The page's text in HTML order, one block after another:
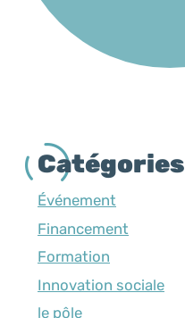
Catégories
Événement
Financement
Formation
Innovation sociale
le pôle